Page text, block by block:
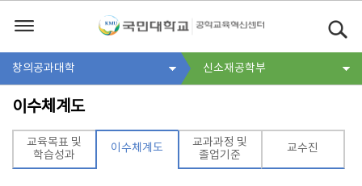
창의공과대학 신소재공학부
이수체계도
교육목표 및
학습성과
이수체계도
교과과정 및
졸업기준
교수진